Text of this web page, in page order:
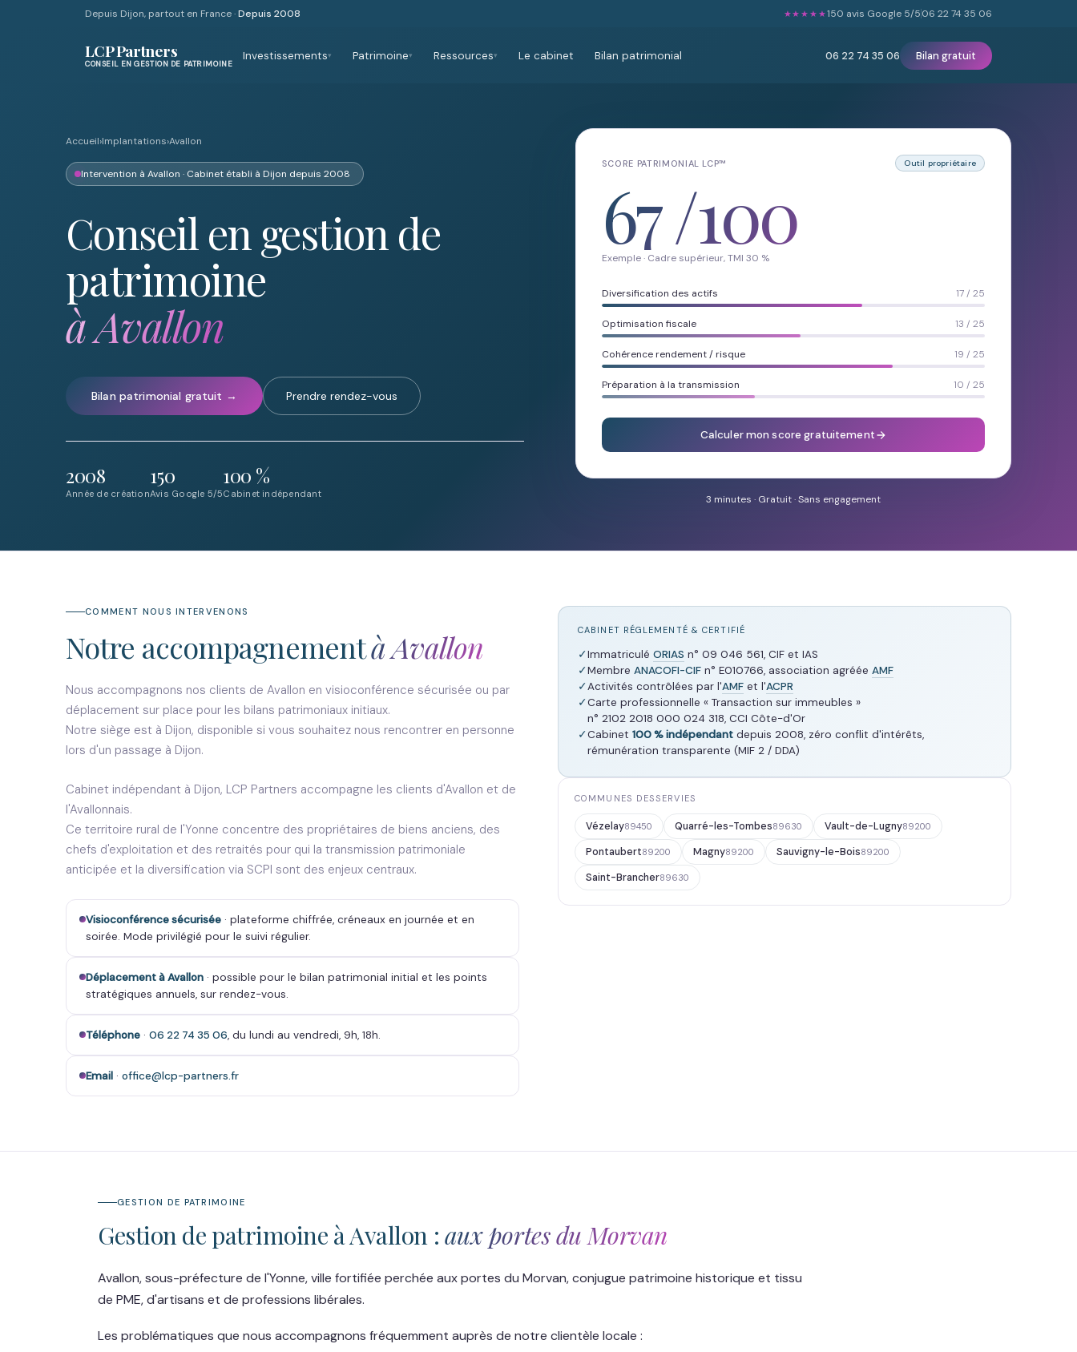
Depuis Dijon, partout en France ·Depuis 2008 ★★★★★150 avis Google 5/506 22 74 35 06
LCP Partners
CONSEIL EN GESTION DE PATRIMOINE
Investissements▾ Patrimoine▾ Ressources▾ Le cabinet Bilan patrimonial 06 22 74 35 06 Bilan gratuit
Accueil›Implantations›Avallon
Intervention à Avallon · Cabinet établi à Dijon depuis 2008
Conseil en gestion de
patrimoine
à Avallon
Bilan patrimonial gratuit → Prendre rendez-vous
2008
Année de création
150
Avis Google 5/5
100 %
Cabinet indépendant
SCORE PATRIMONIAL LCP™ Outil propriétaire
67/100
Exemple · Cadre supérieur, TMI 30 %
Diversification des actifs 17 / 25
Optimisation fiscale 13 / 25
Cohérence rendement / risque 19 / 25
Préparation à la transmission 10 / 25
Calculer mon score gratuitement
3 minutes · Gratuit · Sans engagement
COMMENT NOUS INTERVENONS
Notre accompagnementà Avallon
Nous accompagnons nos clients de Avallon en visioconférence sécurisée ou par
déplacement sur place pour les bilans patrimoniaux initiaux.
Notre siège est à Dijon, disponible si vous souhaitez nous rencontrer en personne
lors d'un passage à Dijon.
Cabinet indépendant à Dijon, LCP Partners accompagne les clients d'Avallon et de
l'Avallonnais.
Ce territoire rural de l'Yonne concentre des propriétaires de biens anciens, des
chefs d'exploitation et des retraités pour qui la transmission patrimoniale
anticipée et la diversification via SCPI sont des enjeux centraux.
Visioconférence sécurisée · plateforme chiffrée, créneaux en journée et en
soirée. Mode privilégié pour le suivi régulier.
Déplacement à Avallon · possible pour le bilan patrimonial initial et les points
stratégiques annuels, sur rendez-vous.
Téléphone · 06 22 74 35 06, du lundi au vendredi, 9h, 18h.
Email · office@lcp-partners.fr
CABINET RÉGLEMENTÉ & CERTIFIÉ
✓Immatriculé ORIAS n° 09 046 561, CIF et IAS
✓Membre ANACOFI-CIF n° E010766, association agréée AMF
✓Activités contrôlées par l'AMF et l'ACPR
✓Carte professionnelle « Transaction sur immeubles »
n° 2102 2018 000 024 318, CCI Côte-d'Or
✓Cabinet 100 % indépendant depuis 2008, zéro conflit d'intérêts,
rémunération transparente (MIF 2 / DDA)
COMMUNES DESSERVIES
Vézelay89450 Quarré-les-Tombes89630 Vault-de-Lugny89200
Pontaubert89200 Magny89200 Sauvigny-le-Bois89200
Saint-Brancher89630
GESTION DE PATRIMOINE
Gestion de patrimoine à Avallon : aux portes du Morvan
Avallon, sous-préfecture de l'Yonne, ville fortifiée perchée aux portes du Morvan, conjugue patrimoine historique et tissu
de PME, d'artisans et de professions libérales.
Les problématiques que nous accompagnons fréquemment auprès de notre clientèle locale :